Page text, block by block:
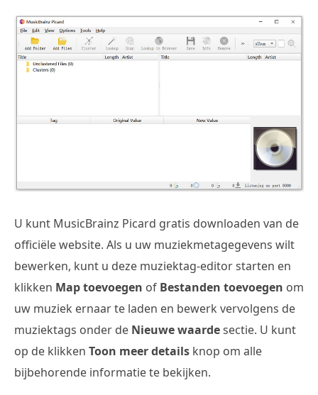
U kunt MusicBrainz Picard gratis downloaden van de
officiële website. Als u uw muziekmetagegevens wilt
bewerken, kunt u deze muziektag-editor starten en
klikken Map toevoegen of Bestanden toevoegen om
uw muziek ernaar te laden en bewerk vervolgens de
muziektags onder de Nieuwe waardesectie. U kunt
op de klikken Toon meer details knop om alle
bijbehorende informatie te bekijken.